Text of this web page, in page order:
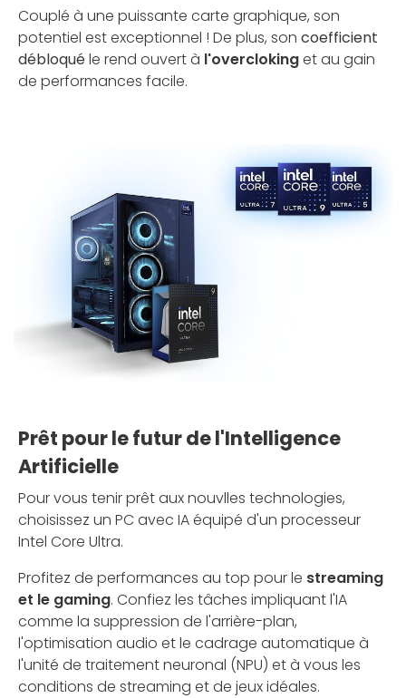
Couplé à une puissante carte graphique, son
potentiel est exceptionnel ! De plus, son coefficient
débloquéle rend ouvert à l'overclokinget au gain
de performances facile.
Prêt pour le futur de l'Intelligence
Artificielle
Pour vous tenir prêt aux nouvlles technologies,
choisissez un PC avec IA équipé d'un processeur
Intel Core Ultra.
Profitez de performances au top pour le streaming
et le gaming. Confiez les tâches impliquant l'IA
comme la suppression de l'arrière-plan,
l'optimisation audio et le cadrage automatique à
l'unité de traitement neuronal (NPU) et à vous les
conditions de streaming et de jeux idéales.